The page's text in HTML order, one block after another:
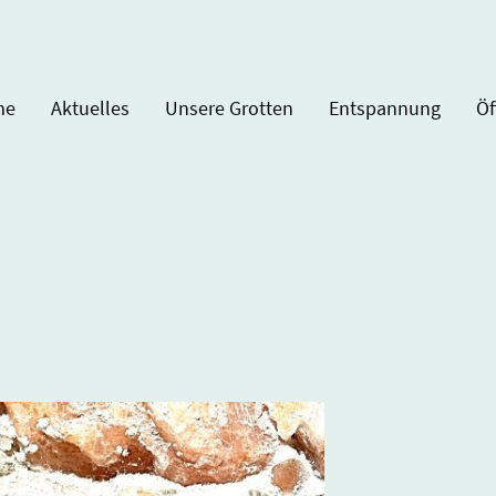
Aktuelles Unsere Grotten Entspannung